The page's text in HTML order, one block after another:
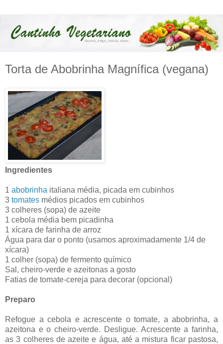
Torta de Abobrinha Magnífica (vegana)
Ingredientes
1 abobrinha italiana média, picada em cubinhos
3 tomates médios picados em cubinhos
3 colheres (sopa) de azeite
1 cebola média bem picadinha
1 xícara de farinha de arroz
Água para dar o ponto (usamos aproximadamente 1/4 de
xícara)
1 colher (sopa) de fermento químico
Sal, cheiro-verde e azeitonas a gosto
Fatias de tomate-cereja para decorar (opcional)
Preparo
Refogue a cebola e acrescente o tomate, a abobrinha, a
azeitona e o cheiro-verde. Desligue. Acrescente a farinha,
as 3 colheres de azeite e água, até a mistura ficar pastosa,